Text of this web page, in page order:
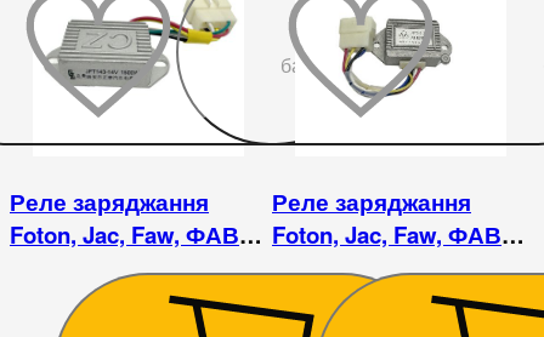
бажаного
Реле заряджання
Foton, Jac, Faw, ФАВ
регулятор напруги -
JFT143
Реле заряджання
Foton, Jac, Faw, ФАВ
регулятор напруги -
JFT243